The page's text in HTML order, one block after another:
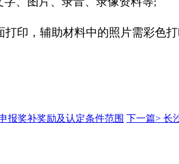
;
打印，辅助材料中的照片需彩色打
报奖补奖励及认定条件范围 下一篇> 长